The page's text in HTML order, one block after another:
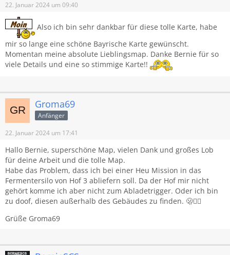
22. Januar 2024 um 09:40
Also ich bin sehr dankbar für diese tolle Karte, habe
mir so lange eine schöne Bayrische Karte gewünscht.
Momentan meine absolute Lieblingsmap. Danke Bernie für so
viele Details und eine so stimmige Karte!!
Groma69
Anfänger
22. Januar 2024 um 17:41
Hallo Bernie, superschöne Map, vielen Dank und großes Lob
für deine Arbeit und die tolle Map.
Habe das Problem, dass ich bei einer Heu Mission in das
Fermentersilo von Hof 3 abliefern soll. Da der Hof mir nicht
gehört komme ich aber nicht zum Abladetrigger. Oder ich bin
zu doof, diesen außerhalb des Gebäudes zu finden. 🫢🤷‍♂️
Grüße Groma69